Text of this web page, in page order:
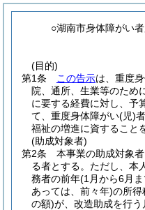
○湖南市身体障がい
(目的)
第1条
この告示は、重度
院、通所、生業等のため
に要する経費に対し、予
て、重度身体障がい(児)
福祉の増進に資すること
(助成対象者)
第2条
本事業の助成対象者
る者とする。 ただし、本
務者の前年(1月から6月
あっては、前々年)の所得
の額)が、改造助成を行